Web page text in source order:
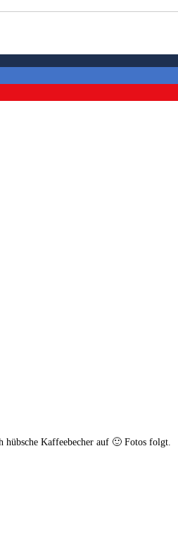
hübsche Kaffeebecher auf 🙂 Fotos folgt.